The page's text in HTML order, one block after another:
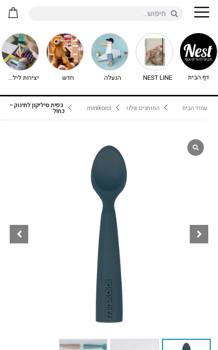
דף הבית NEST LINE הנעלה חדש יצירות לילדים - יצירה לילדים
עמוד הבית המותגים שלנו minikoioi כפית סיליקון לתינוק –
כחול